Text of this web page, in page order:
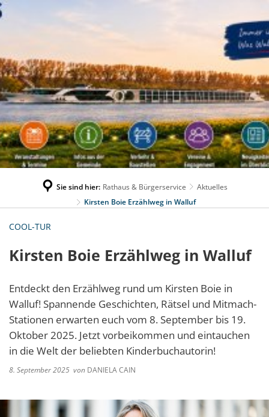
Sie sind hier: Rathaus & Bürgerservice
Aktuelles
Kirsten Boie Erzählweg in Walluf
COOL-TUR
Kirsten Boie Erzählweg in Walluf
Entdeckt den Erzählweg rund um Kirsten Boie in
Walluf! Spannende Geschichten, Rätsel und Mitmach-
Stationen erwarten euch vom 8. September bis 19.
Oktober 2025. Jetzt vorbeikommen und eintauchen
in die Welt der beliebten Kinderbuchautorin!
8. September 2025 von DANIELA CAIN